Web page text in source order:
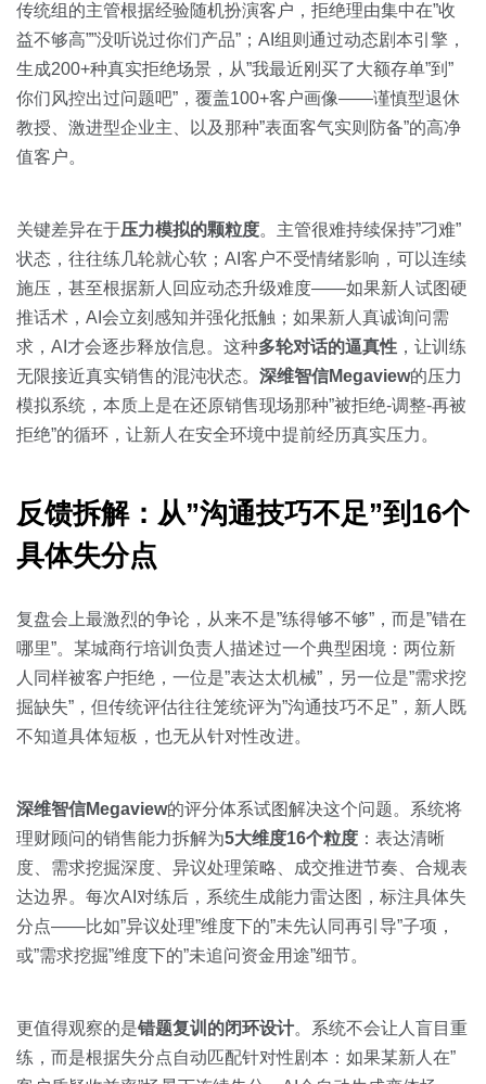
传统组的主管根据经验随机扮演客户，拒绝理由集中在”收
益不够高””没听说过你们产品”；AI组则通过动态剧本引擎，
生成200+种真实拒绝场景，从”我最近刚买了大额存单”到”
你们风控出过问题吧”，覆盖100+客户画像——谨慎型退休
教授、激进型企业主、以及那种”表面客气实则防备”的高净
值客户。
关键差异在于压力模拟的颗粒度。主管很难持续保持”刁难”
状态，往往练几轮就心软；AI客户不受情绪影响，可以连续
施压，甚至根据新人回应动态升级难度——如果新人试图硬
推话术，AI会立刻感知并强化抵触；如果新人真诚询问需
求，AI才会逐步释放信息。这种多轮对话的逼真性 ，让训练
无限接近真实销售的混沌状态。 深维智信Megaview的压力
模拟系统，本质上是在还原销售现场那种”被拒绝-调整-再被
拒绝”的循环，让新人在安全环境中提前经历真实压力。
反馈拆解：从”沟通技巧不足”到16个
具体失分点
复盘会上最激烈的争论，从来不是”练得够不够”，而是”错在
哪里”。某城商行培训负责人描述过一个典型困境：两位新
人同样被客户拒绝，一位是”表达太机械”，另一位是”需求挖
掘缺失”，但传统评估往往笼统评为”沟通技巧不足”，新人既
不知道具体短板，也无从针对性改进。
深维智信Megaview的评分体系试图解决这个问题。系统将
理财顾问的销售能力拆解为5大维度16个粒度 ：表达清晰
度、需求挖掘深度、异议处理策略、成交推进节奏、合规表
达边界。每次AI对练后，系统生成能力雷达图，标注具体失
分点——比如”异议处理”维度下的”未先认同再引导”子项，
或”需求挖掘”维度下的”未追问资金用途”细节。
更值得观察的是错题复训的闭环设计。系统不会让人盲目重
练，而是根据失分点自动匹配针对性剧本：如果某新人在”